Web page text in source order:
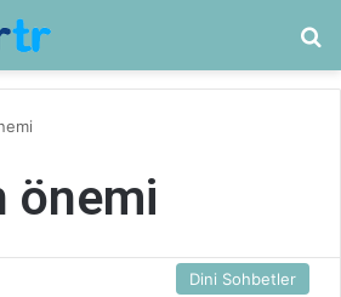
önemi
Dini Sohbetler